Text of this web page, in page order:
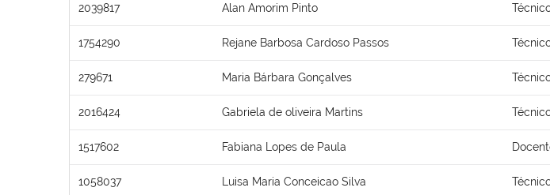
2039817 Alan Amorim Pinto
1754290 Rejane Barbosa Cardoso Passos
279671 Maria Bárbara Gonçalves
2016424 Gabriela de oliveira Martins
1517602 Fabiana Lopes de Paula
1058037 Luisa Maria Conceicao Silva